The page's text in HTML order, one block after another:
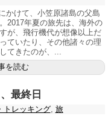
かけて、小笠原諸島の父島
2017年夏の旅先は、海外の
が、飛行機代が想像以上だ
ていたり、その他諸々の理
てきたのが、...
を読む
最終日
トレッキング, 旅